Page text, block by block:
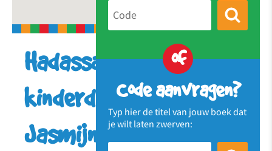
of
Code aanvragen?
Typ hier de titel van jouw boek dat
je wilt laten zwerven:
Hadassa
kinderdagverblijf
Jasmijnstraat